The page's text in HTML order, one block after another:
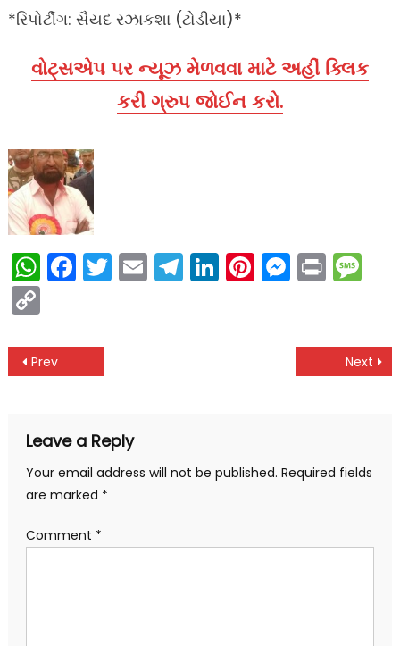
*રિપોર્ટીંગ: સૈયદ રઝાકશા (ટોડીયા)*
વોટ્સએપ પર ન્યૂઝ મેળવવા માટે અહીં ક્લિક
કરી ગ્રુપ જોઈન કરો.
WhatsApp
Facebook
Twitter
EmailTelegram
LinkedIn
Pinterest
Print
Copy
Post
Prev Next
Leave a Reply
Your email address will not be published. Required fields
are marked *
Comment *